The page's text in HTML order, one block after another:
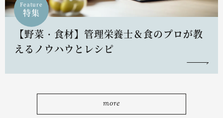
Feature
特集
【野菜・食材】管理栄養士＆食のプロが教
えるノウハウとレシピ
more